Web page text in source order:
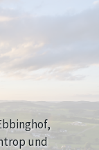
und